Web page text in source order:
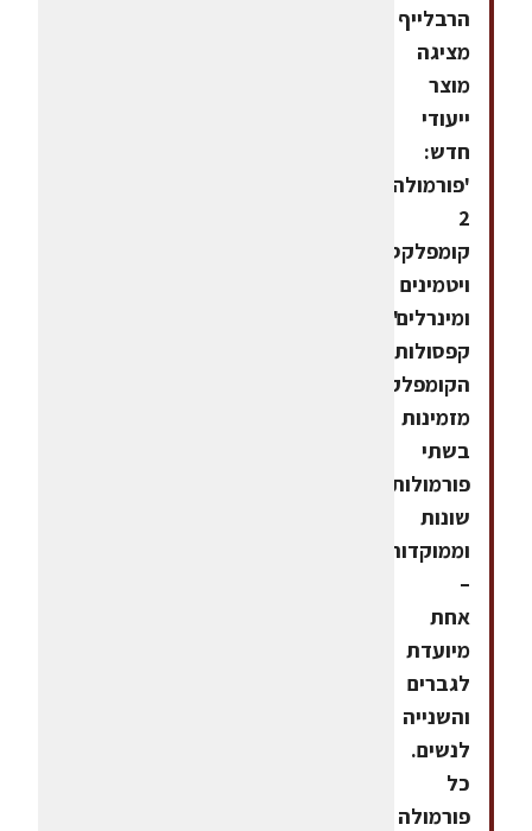
הרבלייף
מציגה
מוצר
ייעודי
חדש:
'פורמולה
2
קומפלקס
ויטמינים
ומינרלים'.
קפסולות
הקומפלקס
מזמינות
בשתי
פורמולות
שונות
וממוקדות
–
אחת
מיועדת
לגברים
והשנייה
לנשים.
כל
פורמולה